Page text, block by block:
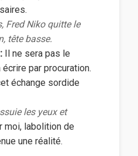
Fred Niko quitte le
tête basse.
Il ne sera pas le
par procuration.
échange sordide
les yeux et
moi, labolition de
une réalité.